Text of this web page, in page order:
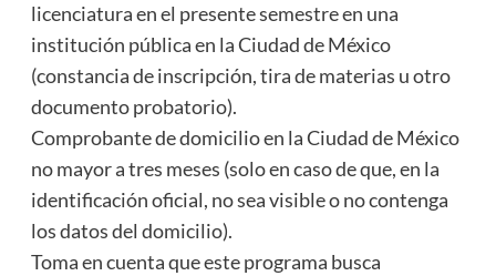
licenciatura en el presente semestre en una
institución pública en la Ciudad de México
(constancia de inscripción, tira de materias u otro
documento probatorio).
Comprobante de domicilio en la Ciudad de México
no mayor a tres meses (solo en caso de que, en la
identificación oficial, no sea visible o no contenga
los datos del domicilio).
Toma en cuenta que este programa busca